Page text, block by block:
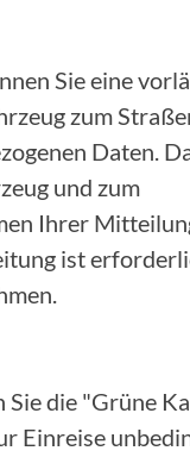
Sie eine
zum
Daten.
und zum
Ihrer
ist
Sie die "Grüne
Einreise